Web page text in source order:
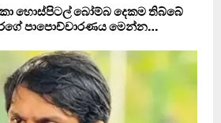
හොස්පිටල් බෝම්බ දෙකම තිබ්බේ
පාපොච්චාරණය මෙන්න…